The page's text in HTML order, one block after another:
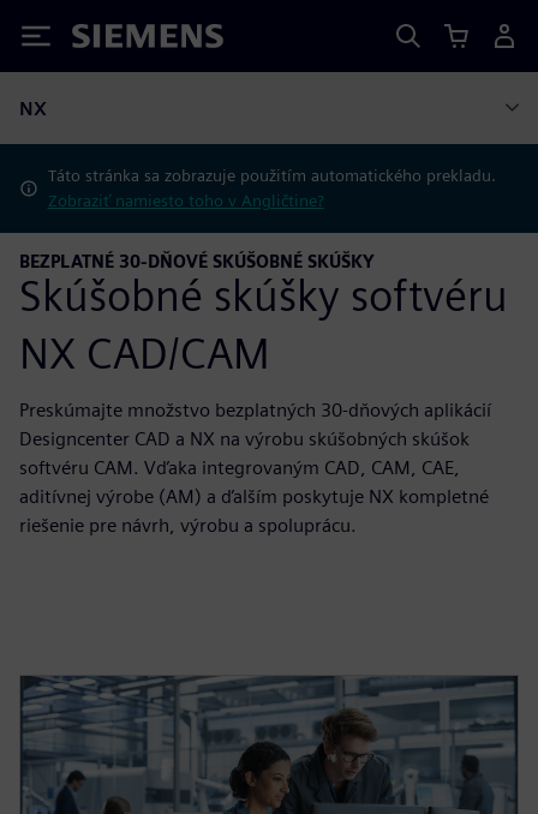
Siemens
NX
Táto stránka sa zobrazuje použitím automatického prekladu.
Zobraziť namiesto toho v Angličtine?
BEZPLATNÉ 30-DŇOVÉ SKÚŠOBNÉ SKÚŠKY
Skúšobné skúšky softvéru
NX CAD/CAM
Preskúmajte množstvo bezplatných 30-dňových aplikácií
Designcenter CAD a NX na výrobu skúšobných skúšok
softvéru CAM. Vďaka integrovaným CAD, CAM, CAE,
aditívnej výrobe (AM) a ďalším poskytuje NX kompletné
riešenie pre návrh, výrobu a spoluprácu.